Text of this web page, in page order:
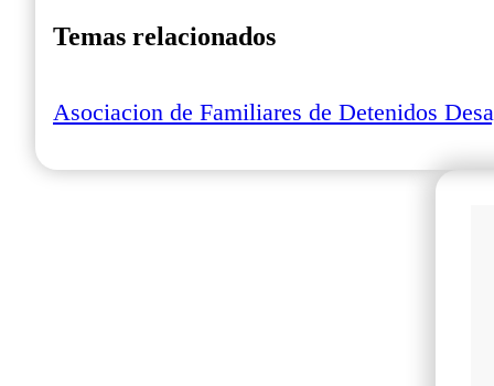
Temas relacionados
Asociacion de Familiares de Detenidos